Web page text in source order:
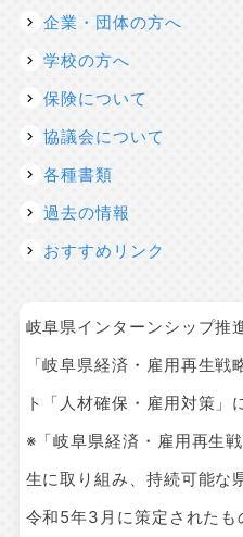
企業・団体の方へ
学校の方へ
保険について
協議会について
各種書類
過去の情報
おすすめリンク
岐阜県インターンシップ推
「岐阜県経済・雇用再生
ト「人材確保・雇用対策」
※「岐阜県経済・雇用再生
生に取り組み、持続可能な
令和5年3月に策定されたも